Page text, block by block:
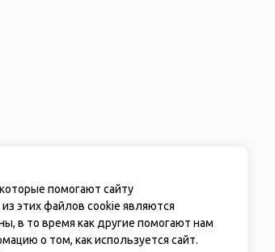
помогают сайту
этих файлов cookie являются
в то время как другие помогают нам
о том, как используется сайт.